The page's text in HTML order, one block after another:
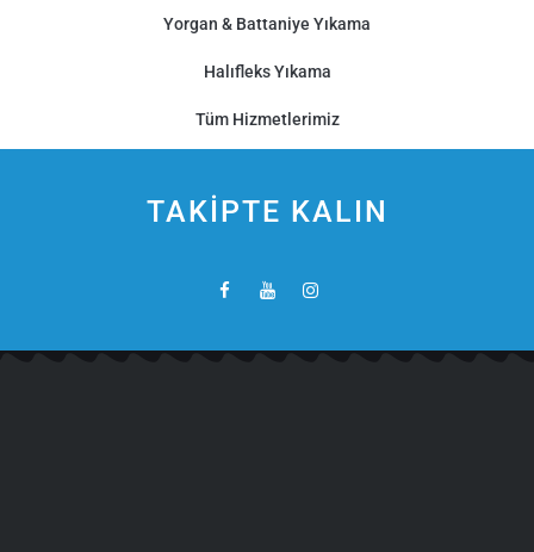
Yorgan & Battaniye Yıkama
Halıfleks Yıkama
Tüm Hizmetlerimiz
TAKİPTE KALIN